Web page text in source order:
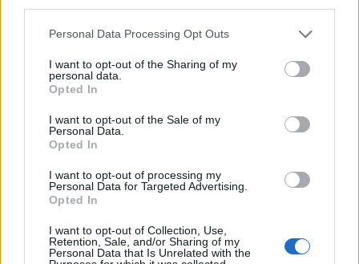
Personal Data Processing Opt Outs
I want to opt-out of the Sharing of my
personal data.
Opted In
I want to opt-out of the Sale of my
Personal Data.
Opted In
I want to opt-out of processing my
Personal Data for Targeted Advertising.
Opted In
I want to opt-out of Collection, Use,
Retention, Sale, and/or Sharing of my
Personal Data that Is Unrelated with the
Regime quadro nazionale sugli aiuti di Stato –
COVID 19 (Artt. 54 - 61 del DL Rilancio come modificato
COMUNE DI SOMMACAMPAGNA
50 euro
IODL 2.0. Dati aggiornati al 2026-07-02.
Confronto di settore
Il fatturato di Schmitz Cargobull Italia Srl (
70.850.042
) èsuperiore allamediana delle aziende dello stesso